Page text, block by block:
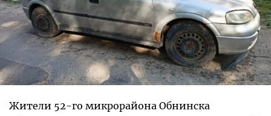
Жители 52-го микрорайона Обнинска